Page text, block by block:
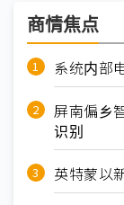
商情焦点
系统内部
屏南偏乡
识别
英特蒙以